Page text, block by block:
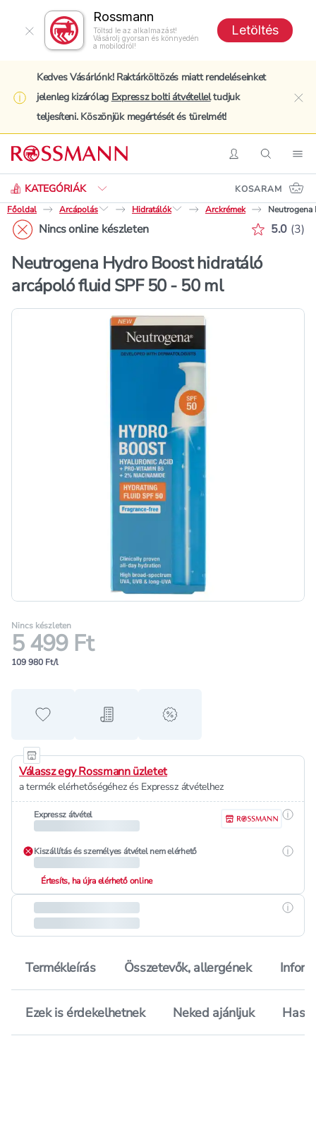
Rossmann
Töltsd le az alkalmazást!
Vásárolj gyorsan és könnyedén
a mobilodról!
Letöltés
Kedves Vásárlónk! Raktárköltözés miatt rendeléseinket
jelenleg kizárólag Expressz bolti átvételleltudjuk
teljesíteni. Köszönjük megértését és türelmét!
BelépésKeresés
KATEGÓRIÁK
Keresés
KOSARAM
Főoldal
Arcápolás Hidratálók Arckrémek
Nincs online készleten 5.0 (3)
Neutrogena Hydro Boost hidratáló
arcápoló fluid SPF 50 - 50 ml
Nincs készleten
5 499 Ft
109 980 Ft/l
Hozzáadás a kedvencekhez
Hozzáadás a bevásárló listához
alert when on sale
Válassz egy Rossmann üzletet
a termék elérhetőségéhez és Expressz átvételhez
Expressz átvétel
Kiszállítás és személyes átvétel nem elérhető
Értesíts, ha újra elérhető online
Termékleírás Összetevők, allergének
Ezek is érdekelhetnek Neked ajánljuk